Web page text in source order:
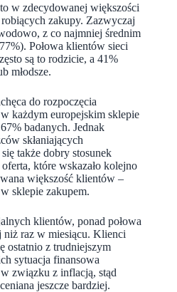
w zdecydowanej większości
zakupy. Zazwyczaj
z co najmniej średnim
Połowa klientów sieci
są to rodzicie, a 41%
młodsze.
do rozpoczęcia
każdym europejskim sklepie
badanych. Jednak
skłaniających
także dobry stosunek
które wskazało kolejno
większość klientów –
sklepie zakupem.
klientów, ponad połowa
niż raz w miesiącu. Klienci
ostatnio z trudniejszym
sytuacja finansowa
związku z inflacją, stąd
jeszcze bardziej.